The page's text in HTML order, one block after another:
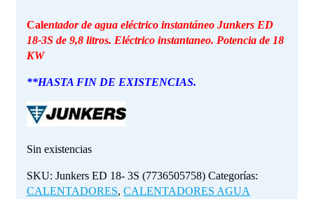
Calentador de agua eléctrico instantáneo Junkers ED
18-3S de 9,8 litros. Eléctrico instantaneo. Potencia de 18
KW
**HASTA FIN DE EXISTENCIAS.
Sin existencias
SKU: Junkers ED 18- 3S (7736505758) Categorías:
CALENTADORES, CALENTADORES AGUA